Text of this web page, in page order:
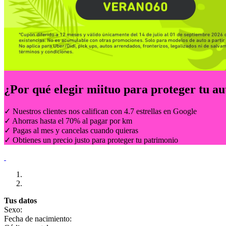
¿Por qué elegir miituo para proteger tu
✓ Nuestros clientes nos califican con 4.7 estrellas en Google
✓ Ahorras hasta el 70% al pagar por km
✓ Pagas al mes y cancelas cuando quieras
✓ Obtienes un precio justo para proteger tu patrimonio
Tus datos
Sexo:
Fecha de nacimiento: